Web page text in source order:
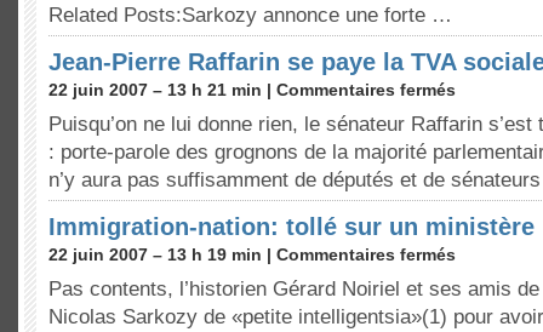
Related Posts:Sarkozy annonce une forte …
Jean-Pierre Raffarin se paye la TVA
22 juin 2007 – 13 h 21 min | Commentaires fermés
Puisqu’on ne lui donne rien, le sénateur Raffarin
: porte-parole des grognons de la majorité
n’y aura pas suffisamment de députés et de
Immigration-nation: tollé sur un ministère
22 juin 2007 – 13 h 19 min | Commentaires fermés
Pas contents, l’historien Gérard Noiriel et ses amis
Nicolas Sarkozy de «petite intelligentsia»(1) pour